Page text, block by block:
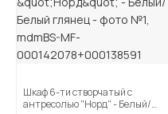
Шкаф 6-ти створчатый с
антресолью "Норд" - Белый/